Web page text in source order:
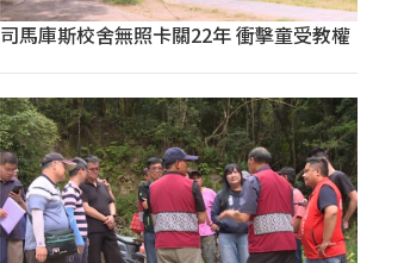
司馬庫斯校舍無照卡關22年 衝擊童受教權